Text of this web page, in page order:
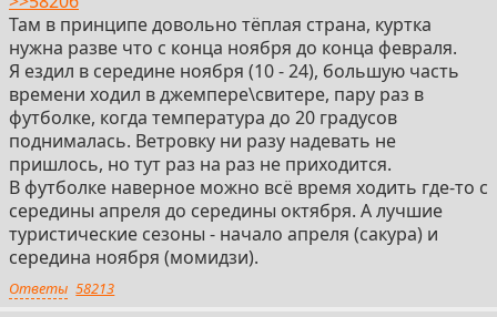
Там в принципе довольно тёплая страна, куртка
нужна разве что с конца ноября до конца февраля.
Я ездил в середине ноября (10 - 24), большую часть
времени ходил в джемпере\свитере, пару раз в
футболке, когда температура до 20 градусов
поднималась. Ветровку ни разу надевать не
пришлось, но тут раз на раз не приходится.
В футболке наверное можно всё время ходить где-то с
середины апреля до середины октября. А лучшие
туристические сезоны - начало апреля (сакура) и
середина ноября (момидзи).
Ответы 58213